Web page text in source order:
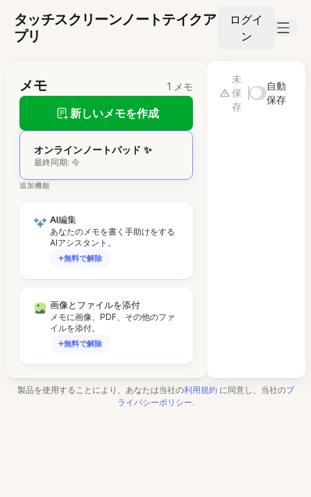
タッチスクリーンノートテイクア
プリ
ログイ
ン
メモ 1 メモ
新しいメモを作成
オンラインノートパッド ✨
最終同期: 今
追加機能
AI編集
あなたのメモを書く手助けをする
AIアシスタント。
無料で解除
画像とファイルを添付
メモに画像、PDF、その他のファ
イルを添付。
無料で解除
未
保
存
自動
保存
製品を使用することにより、あなたは当社の利用規約 に同意し、当社のプ
ライバシーポリシー.